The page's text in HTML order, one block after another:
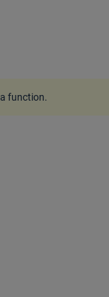
function.